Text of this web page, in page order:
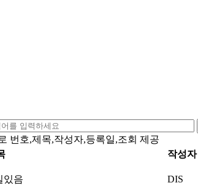
번호,제목,작성자,등록일,조회 제공
작성자
DIS